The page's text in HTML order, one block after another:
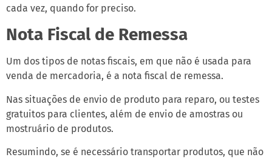
cada vez, quando for preciso.
Nota Fiscal de Remessa
Um dos tipos de notas fiscais, em que não é usada para
venda de mercadoria, é a nota fiscal de remessa.
Nas situações de envio de produto para reparo, ou testes
gratuitos para clientes, além de envio de amostras ou
mostruário de produtos.
Resumindo, se é necessário transportar produtos, que não